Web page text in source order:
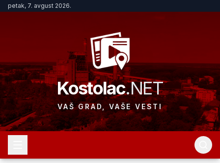
petak, 7. avgust 2026.
Kostolac.NET
VAŠ GRAD, VAŠE VESTI